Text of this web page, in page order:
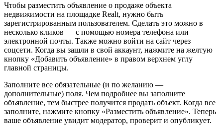
Чтобы разместить объявление о продаже объекта
недвижимости на площадке Realt, нужно быть
зарегистрированным пользователем. Сделать это можно в
несколько кликов — с помощью номера телефона или
электронной почты. Также можно войти на сайт через
соцсети. Когда вы зашли в свой аккаунт, нажмите на желтую
кнопку «Добавить объявление» в правом верхнем углу
главной страницы.
Заполните все обязательные (и по желанию —
дополнительные) поля. Чем подробнее вы заполните
объявление, тем быстрее получится продать объект. Когда все
заполните, нажмите кнопку «Разместить объявление». Теперь
ваше объявление увидит модератор, проверит и опубликует.